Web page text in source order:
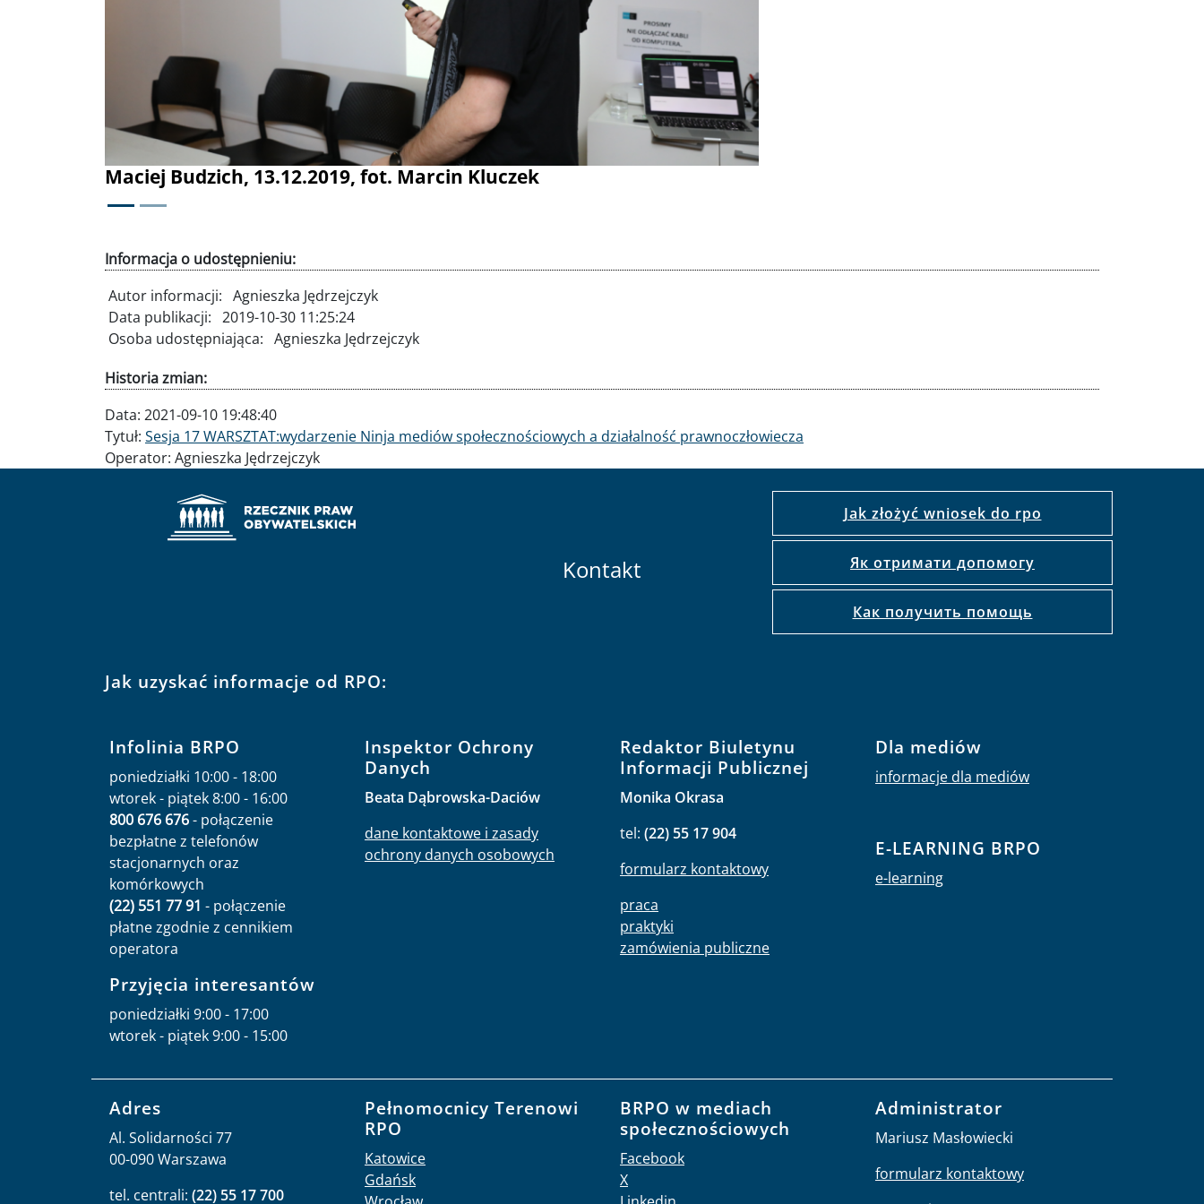
Maciej Budzich, 13.12.2019, fot. Marcin Kluczek
Informacja o udostępnieniu:
Autor informacji: Agnieszka Jędrzejczyk
Data publikacji: 2019-10-30 11:25:24
Osoba udostępniająca: Agnieszka Jędrzejczyk
Historia zmian:
Data: 2021-09-10 19:48:40
Tytuł: Sesja 17 WARSZTAT:wydarzenie Ninja mediów społecznościowych a działalność prawnoczłowiecza
Operator: Agnieszka Jędrzejczyk
Kontakt
Jak złożyć wniosek do rpo
Як отримати допомогу
Как получить помощь
Jak uzyskać informacje od RPO:
Infolinia BRPO
poniedziałki 10:00 - 18:00
wtorek - piątek 8:00 - 16:00
800 676 676- połączenie
bezpłatne z telefonów
stacjonarnych oraz
komórkowych
(22) 551 77 91 - połączenie
płatne zgodnie z cennikiem
operatora
Przyjęcia interesantów
poniedziałki 9:00 - 17:00
wtorek - piątek 9:00 - 15:00
Inspektor Ochrony
Danych
Beata Dąbrowska-Daciów
dane kontaktowe i zasady
ochrony danych osobowych
Redaktor Biuletynu
Informacji Publicznej
Monika Okrasa
tel: (22) 55 17 904
formularz kontaktowy
praca
praktyki
zamówienia publiczne
Dla mediów
informacje dla mediów
E-LEARNING BRPO
e-learning
Adres
Al. Solidarności 77
00-090 Warszawa
tel. centrali: (22) 55 17 700
Pełnomocnicy Terenowi
RPO
Katowice
Gdańsk
BRPO w mediach
społecznościowych
Facebook
X
Administrator
Mariusz Masłowiecki
formularz kontaktowy